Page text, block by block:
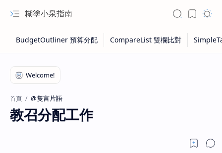
糊塗小泉指南
首頁 @隻言片語
教召分配工作